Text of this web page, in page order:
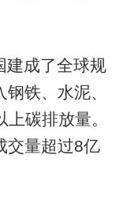
建成了全球规
铁、水泥、
碳排放量。
交量超过8亿